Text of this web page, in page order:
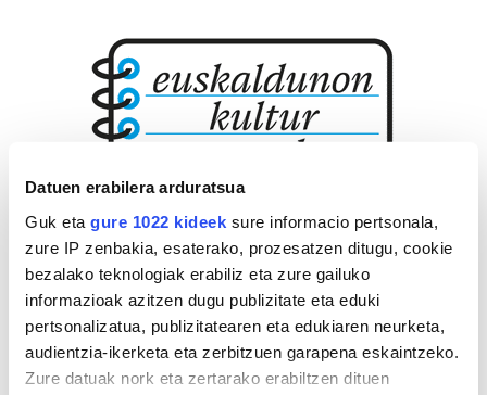
Datuen erabilera arduratsua
Guk eta gure 1022 kideek sure informacio pertsonala,
zure IP zenbakia, esaterako, prozesatzen ditugu, cookie
bezalako teknologiak erabiliz eta zure gailuko
informazioak azitzen dugu publizitate eta eduki
pertsonalizatua, publizitatearen eta edukiaren neurketa,
audientzia-ikerketa eta zerbitzuen garapena eskaintzeko.
Zure datuak nork eta zertarako erabiltzen dituen